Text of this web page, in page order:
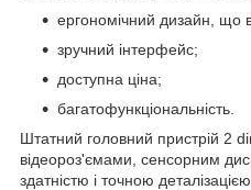
ергономічний дизайн, що
зручний інтерфейс;
доступна ціна;
багатофункціональність.
Штатний головний пристрій 2
відеороз'ємами, сенсорним
здатністю і точною